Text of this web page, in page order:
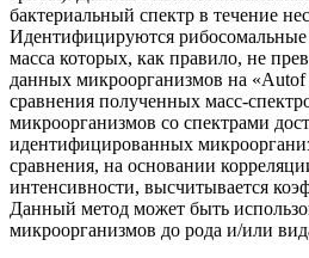
бактериальный спектр в течение
Идентифицируются рибосомальные
масса которых, как правило, не
данных микроорганизмов на «Autof
сравнения полученных масс-
микроорганизмов со спектрами
идентифицированных
сравнения, на основании
интенсивности, высчитывается
Данный метод может быть
микроорганизмов до рода и/или